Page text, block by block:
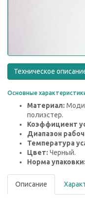
Техническое
Основные
Материал:
полиэстер.
Коэффициент
Диапазон
Температура
Цвет: Черный.
Норма упаковки:
Описание